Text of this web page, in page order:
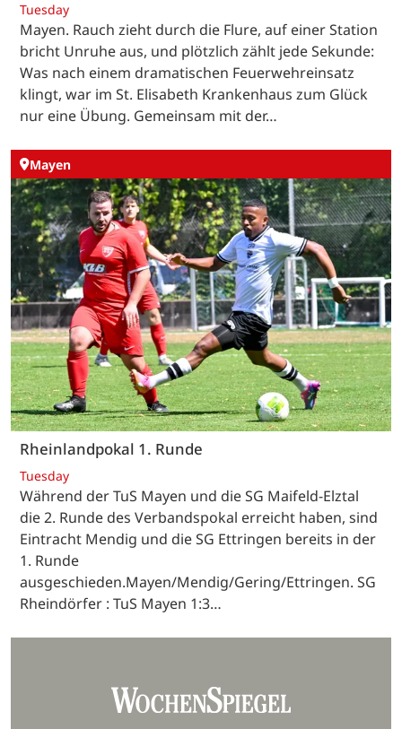
Tuesday
Mayen. Rauch zieht durch die Flure, auf einer Station
bricht Unruhe aus, und plötzlich zählt jede Sekunde:
Was nach einem dramatischen Feuerwehreinsatz
klingt, war im St. Elisabeth Krankenhaus zum Glück
nur eine Übung. Gemeinsam mit der…
Mayen
Rheinlandpokal 1. Runde
Tuesday
Während der TuS Mayen und die SG Maifeld-Elztal
die 2. Runde des Verbandspokal erreicht haben, sind
Eintracht Mendig und die SG Ettringen bereits in der
1. Runde
ausgeschieden.Mayen/Mendig/Gering/Ettringen. SG
Rheindörfer : TuS Mayen 1:3…